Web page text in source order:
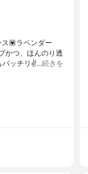
💟ラベンダー
かつ、ほんのり透
バッチリ✌️…続きを